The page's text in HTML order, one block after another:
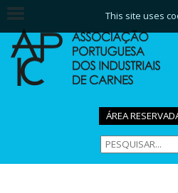
ÁREA
This site uses